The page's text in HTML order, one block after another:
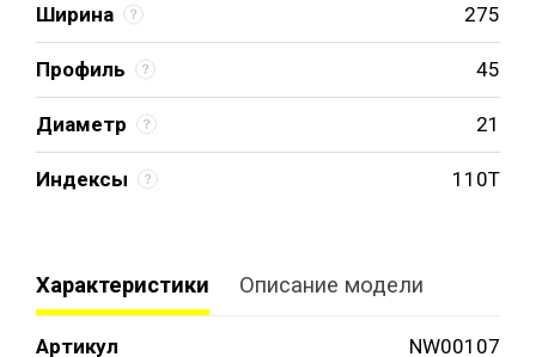
Ширина 275
Профиль 45
Диаметр 21
Индексы 110T
Характеристики Описание модели
Артикул NW00107